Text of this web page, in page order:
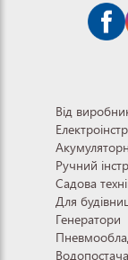
Від
Ручний
Садова
Для
Генератори